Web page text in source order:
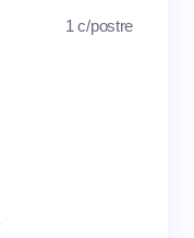
1 c/postre